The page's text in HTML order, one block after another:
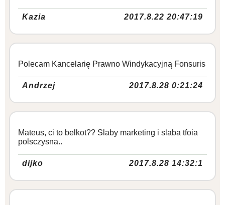
Kazia 2017.8.22 20:47:19
Polecam Kancelarię Prawno Windykacyjną Fonsuris
Andrzej 2017.8.28 0:21:24
Mateus, ci to belkot?? Slaby marketing i slaba tfoia
polsczysna..
dijko 2017.8.28 14:32:1